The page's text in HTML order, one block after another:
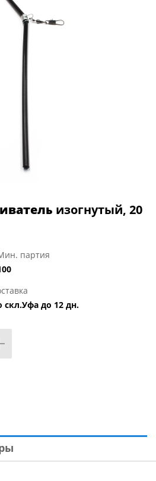
изогнутый, 20
партия
скл.Уфа до 12 дн.